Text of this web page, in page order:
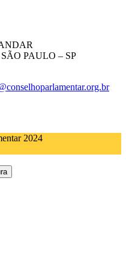
PAULO – SP
2024